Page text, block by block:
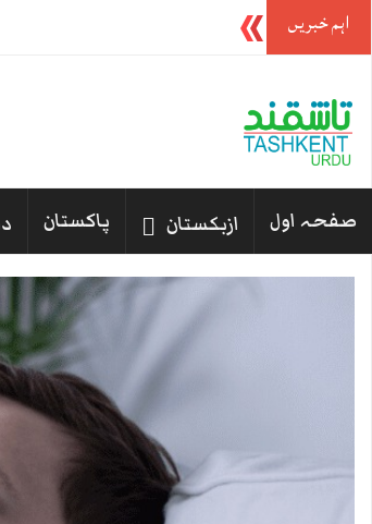
اہم خبریں
صفحہ اول ازبکستان پاکستان